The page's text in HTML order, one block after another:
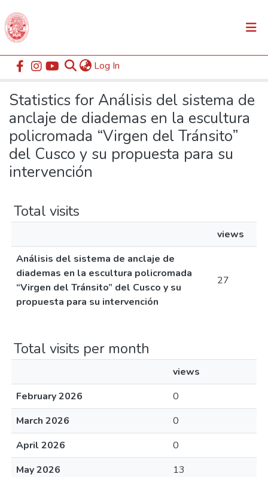
Log In
Communities & Collections
All of DSpace
Home Statistics
Statistics for Análisis del sistema de
anclaje de diademas en la escultura
policromada “Virgen del Tránsito”
del Cusco y su propuesta para su
intervención
Total visits
views
Análisis del sistema de anclaje de
diademas en la escultura policromada
“Virgen del Tránsito” del Cusco y su
propuesta para su intervención
27
Total visits per month
views
February 2026
0
March 2026
0
April 2026
0
May 2026
13